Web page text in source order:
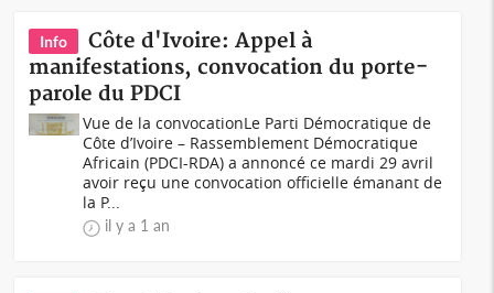
Info
Côte d'Ivoire: Appel à
manifestations, convocation du porte-
parole du PDCI
Vue de la convocationLe Parti Démocratique de
Côte d’Ivoire – Rassemblement Démocratique
Africain (PDCI-RDA) a annoncé ce mardi 29 avril
avoir reçu une convocation officielle émanant de
la P...
il y a 1 an